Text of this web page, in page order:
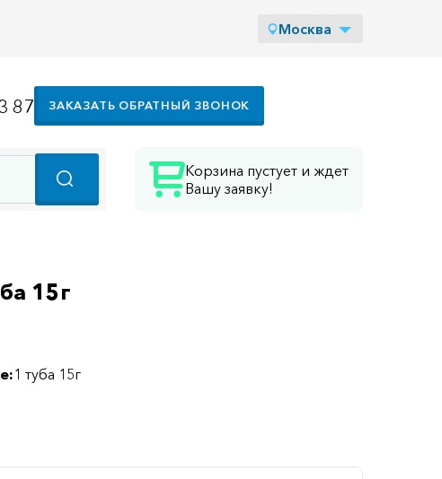
Москва
Корзина пустует и ждет
Вашу заявку!
87 ЗАКАЗАТЬ ОБРАТНЫЙ ЗВОНОК
15г
1 туба 15г